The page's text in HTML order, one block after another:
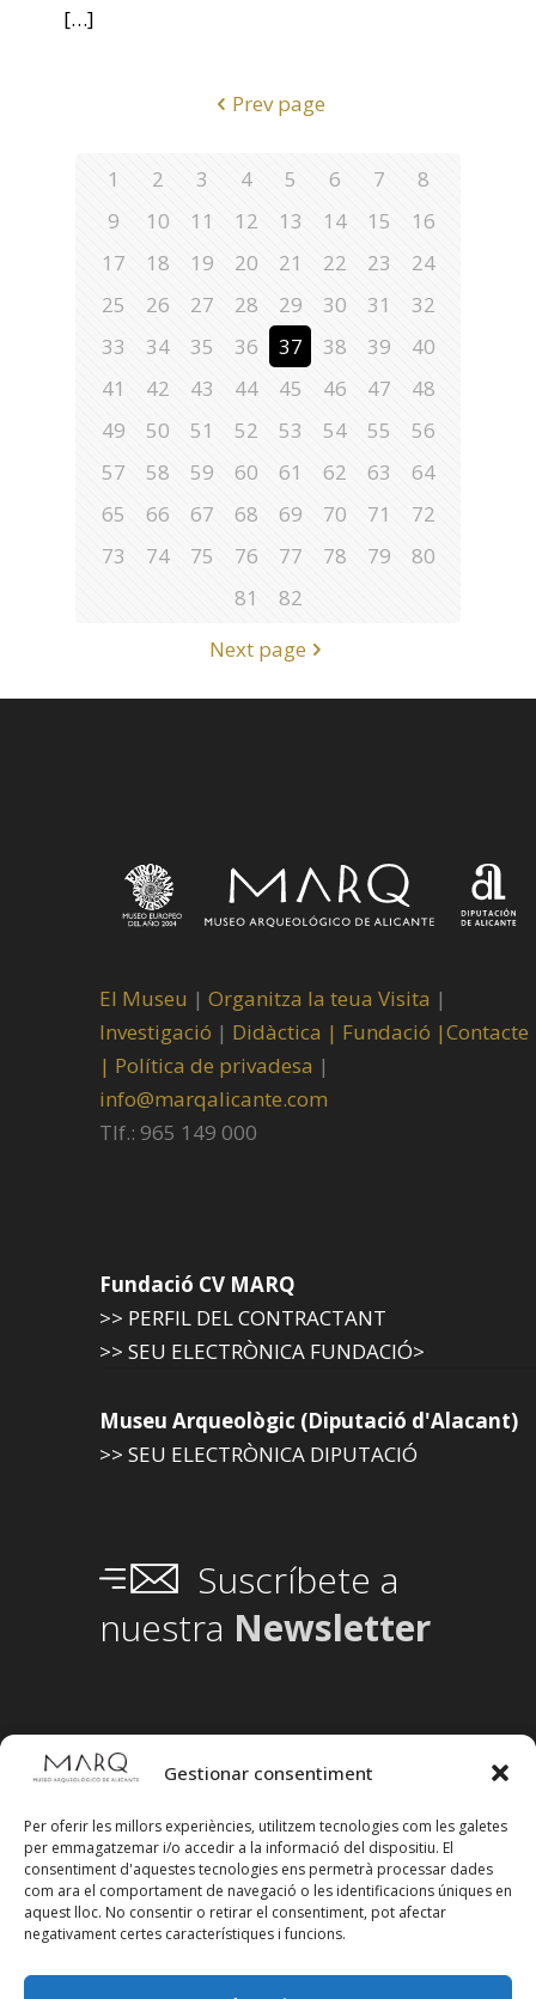
Gestionar consentiment
Per oferir les millors experiències, utilitzem tecnologies com les galetes
per emmagatzemar i/o accedir a la informació del dispositiu. El
consentiment d'aquestes tecnologies ens permetrà processar dades
com ara el comportament de navegació o les identificacions úniques en
aquest lloc. No consentir o retirar el consentiment, pot afectar
negativament certes característiques i funcions.
[…]
Prev page
1 2 3 4 5 6 7
8
9
10 11 12 13 14 15
16
17
18 19 20 21 22 23
24
25
26 27 28 29 30 31
32
33
34 35 36 37 38 39
40
41
42 43 44 45 46 47
48
49
50 51 52 53 54 55
56
57
58 59 60 61 62 63
64
65
66 67 68 69 70 71
72
73
74 75 76 77 78 79
80
81
82
Next page
El Museu | Organitza la teua Visita |
Investigació | Didàctica | Fundació |Contacte
| Política de privadesa |
info@marqalicante.com
Tlf.: 965 149 000
Fundació CV MARQ
>> PERFIL DEL CONTRACTANT
>> SEU ELECTRÒNICA FUNDACIÓ>
Museu Arqueològic (Diputació d'Alacant)
>> SEU ELECTRÒNICA DIPUTACIÓ
Suscríbete a
nuestra Newsletter